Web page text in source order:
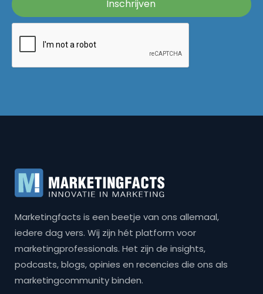
Marketingfacts is een beetje van ons allemaal,
iedere dag vers. Wij zijn hét platform voor
marketingprofessionals. Het zijn de insights,
podcasts, blogs, opinies en recencies die ons als
marketingcommunity binden.